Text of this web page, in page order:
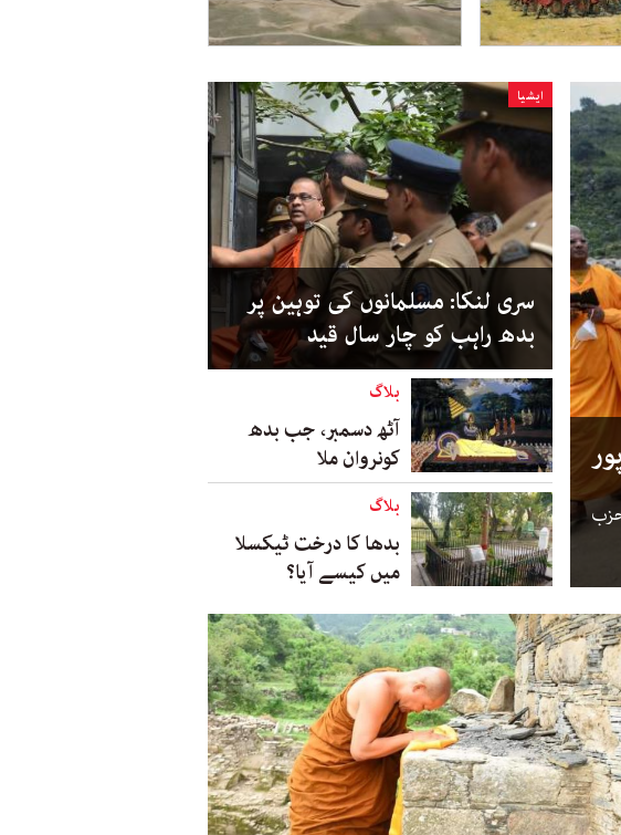
ایشیا
سری لنکا: مسلمانوں کی توہین پر
بدھ راہب کو چار سال قید
بلاگ
آٹھ دسمبر، جب بدھ
کونروان ملا
بلاگ
بدھا کا درخت ٹیکسلا
میں کیسے آیا؟